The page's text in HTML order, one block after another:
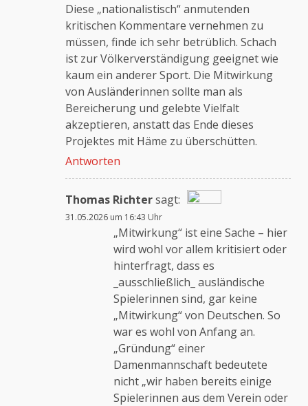
Diese „nationalistisch“ anmutenden
kritischen Kommentare vernehmen zu
müssen, finde ich sehr betrüblich. Schach
ist zur Völkerverständigung geeignet wie
kaum ein anderer Sport. Die Mitwirkung
von Ausländerinnen sollte man als
Bereicherung und gelebte Vielfalt
akzeptieren, anstatt das Ende dieses
Projektes mit Häme zu überschütten.
Antworten
Thomas Richtersagt:
Das „Echte-Person“-Abzeichen!
Anti-Spam von CleanTalk
31.05.2026 um 16:43 Uhr
„Mitwirkung“ ist eine Sache – hier
wird wohl vor allem kritisiert oder
hinterfragt, dass es
_ausschließlich_ ausländische
Spielerinnen sind, gar keine
„Mitwirkung“ von Deutschen. So
war es wohl von Anfang an.
„Gründung“ einer
Damenmannschaft bedeutete
nicht „wir haben bereits einige
Spielerinnen aus dem Verein oder